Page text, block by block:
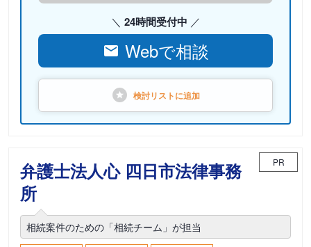
24時間受付中
Webで相談
検討リストに追加
弁護士法人心 四日市法律事務
所
PR
相続案件のための「相続チーム」が担当